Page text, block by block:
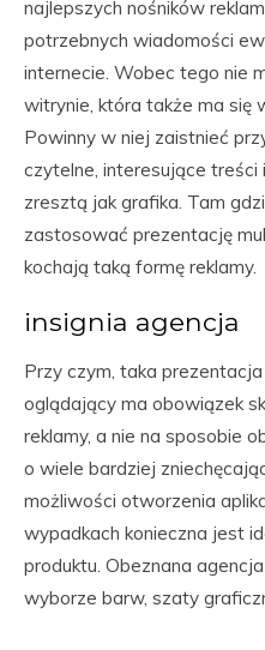
najlepszych nośników
potrzebnych wiadomości
internecie. Wobec tego nie
witrynie, która także ma się
Powinny w niej zaistnieć
czytelne, interesujące treści
zresztą jak grafika. Tam
zastosować prezentację
kochają taką formę reklamy.
insignia agencja
Przy czym, taka
oglądający ma obowiązek
reklamy, a nie na sposobie
o wiele bardziej
możliwości otworzenia
wypadkach konieczna jest
produktu. Obeznana
wyborze barw, szaty